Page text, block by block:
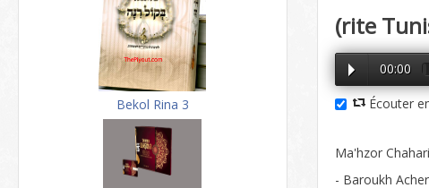
Bekol Rina 3
(rite
00:00
Écouter
Ma'hzor
- Baroukh